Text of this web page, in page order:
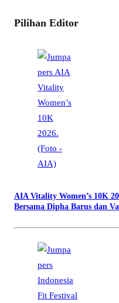
Pilihan Editor
AIA Vitality Women’s 10K
Bersama Dipha Barus dan